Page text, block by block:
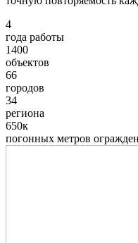
4
года работы
1400
объектов
66
городов
34
региона
650к
погонных метров